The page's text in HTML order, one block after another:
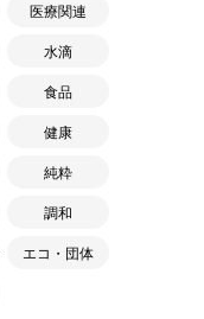
医療関連
水滴
食品
健康
純粋
調和
エコ・団体